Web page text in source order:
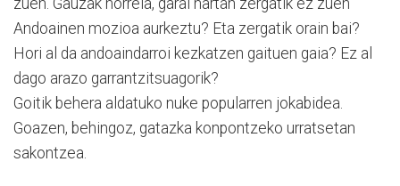
Andoainen mozioa aurkeztu? Eta zergatik orain bai?
Hori al da andoaindarroi kezkatzen gaituen gaia? Ez al
dago arazo garrantzitsuagorik?
Goitik behera aldatuko nuke popularren jokabidea.
Goazen, behingoz, gatazka konpontzeko urratsetan
sakontzea.